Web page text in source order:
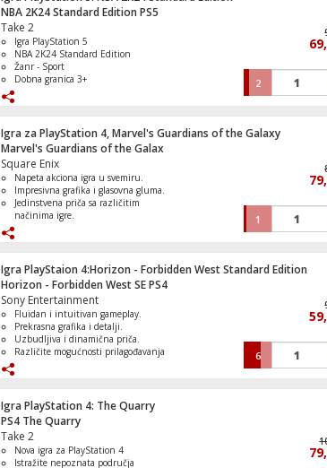
NBA 2K24 Standard Edition PS5
Take 2
Igra PlayStation 5
NBA 2K24 Standard Edition
Žanr - Sport
Dobna granica 3+
2
Igra za PlayStation 4, Marvel's Guardians of the Galaxy
Marvel's Guardians of the Galax
Square Enix
Napeta akciona igra u svemiru.
Impresivna grafika i glasovna gluma.
Jedinstvena priča sa različitim
načinima igre.
Singleplayer kampanja i multiplayer
mode.
1
Igra PlayStaion 4:Horizon - Forbidden West Standard Edition
Horizon - Forbidden West SE PS4
Sony Entertainment
Fluidan i intuitivan gameplay.
Prekrasna grafika i detalji.
Uzbudljiva i dinamična priča.
Različite mogućnosti prilagođavanja
Izazovni neprijatelji i stvorenja.
6
Igra PlayStation 4: The Quarry
PS4 The Quarry
Take 2
Nova igra za PlayStation 4
Istražite nepoznata područja